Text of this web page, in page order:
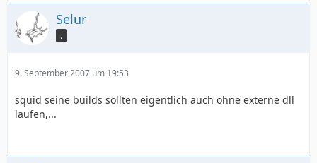
Selur
.
9. September 2007 um 19:53
squid seine builds sollten eigentlich auch ohne externe dll
laufen,...